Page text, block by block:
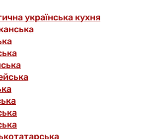
українська кухня